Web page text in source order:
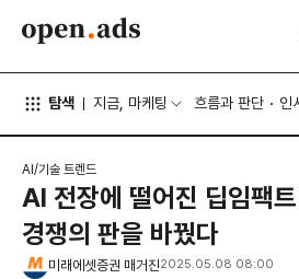
탐색 지금, 마케팅 흐름과 판단 인
AI/기술 트렌드
AI 전장에 떨어진 딥임팩
경쟁의 판을 바꿨다
미래에셋증권 매거진2025.05.08 08:00